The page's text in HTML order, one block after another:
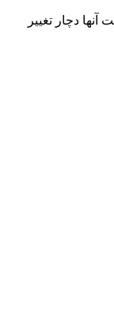
آنها دچار تغییر